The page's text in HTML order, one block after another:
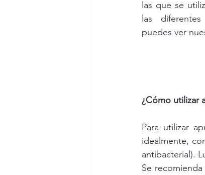
las que se
las
puedes ver
¿Cómo utilizar
Para utilizar
idealmente,
antibacterial).
Se